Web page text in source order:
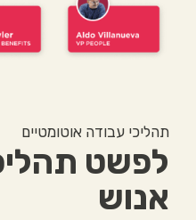
תהליכי עבודה אוטומטיים
לפשט
אנוש